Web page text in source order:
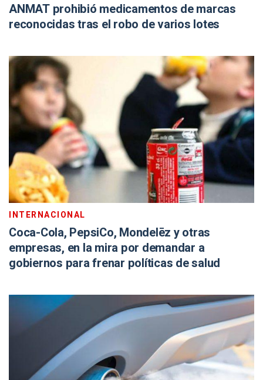
ANMAT prohibió medicamentos de marcas
reconocidas tras el robo de varios lotes
INTERNACIONAL
Coca-Cola, PepsiCo, Mondelēz y otras
empresas, en la mira por demandar a
gobiernos para frenar políticas de salud